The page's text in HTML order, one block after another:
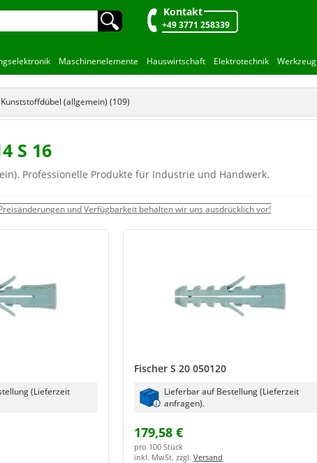
🔍︎ Kontakt
+49 3771 258339
Maschinenelemente Hauswirtschaft Elektrotechnik Werkzeug
Kunststoffdübel (allgemein) (109)
S 16
Professionelle Produkte für Industrie und Handwerk.
und Verfügbarkeit behalten wir uns ausdrücklich vor!
(Lieferzeit
Fischer S 20 050120
Lieferbar auf Bestellung (Lieferzeit
anfragen).
179,58 €
pro 100 Stück
inkl. MwSt. zzgl. Versand